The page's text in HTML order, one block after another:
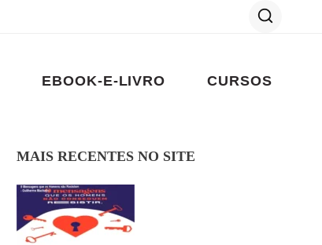
EBOOK-E-LIVRO CURSOS
MAIS RECENTES NO SITE